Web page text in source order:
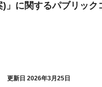
)」に関するパブリック
更新日 2026年3月25日